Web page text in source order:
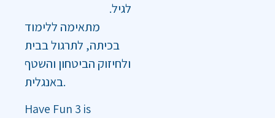
לגיל.
מתאימה ללימוד
בכיתה, לתרגול בבית
ולחיזוק הביטחון והשטף
באנגלית.
Have Fun 3 is